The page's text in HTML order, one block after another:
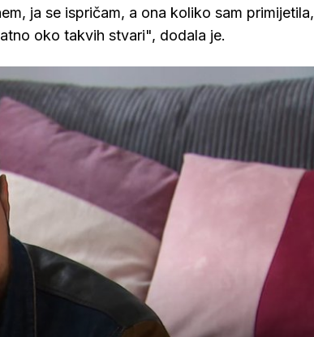
ja se ispričam, a ona koliko sam
oko takvih stvari", dodala je.